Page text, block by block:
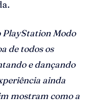
PlayStation Modo
de todos os
e dançando
ainda
mostram como a